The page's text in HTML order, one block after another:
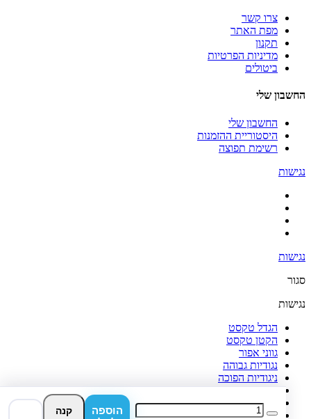
הוספה
קנה
צרו קשר
מפת האתר
תקנון
מדיניות הפרטיות
ביטולים
החשבון שלי
החשבון שלי
היסטוריית ההזמנות
רשימת תפוצה
נגישות
נגישות
סגור
נגישות
הגדל טקסט
הקטן טקסט
גווני אפור
נגודיות גבוהה
ניגודיות הפוכה
רקע בהיר
הדגשת קישורים
פונט קריא